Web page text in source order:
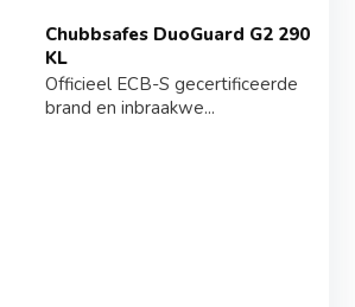
Chubbsafes DuoGuard G2 290
KL
Officieel ECB-S gecertificeerde
brand en inbraakwe...